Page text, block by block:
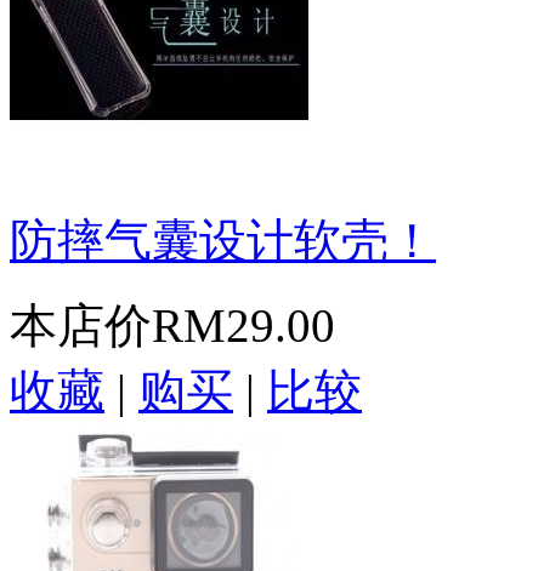
防摔气囊设计软壳！
本店价RM29.00
收藏 | 购买 | 比较